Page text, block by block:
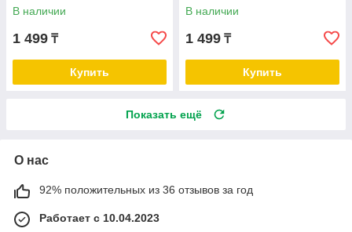
В наличии
1 499 ₸
Купить
В наличии
1 499 ₸
Купить
Показать ещё
О нас
92% положительных из 36 отзывов за год
Работает с 10.04.2023